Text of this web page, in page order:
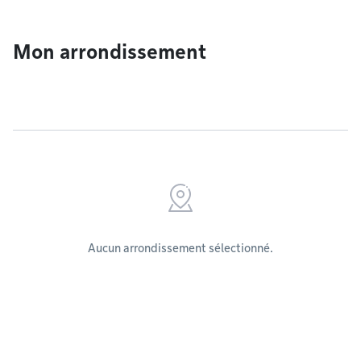
Mon arrondissement
Aucun arrondissement sélectionné.